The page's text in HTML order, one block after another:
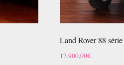
Land Rover 88
17.900,00€